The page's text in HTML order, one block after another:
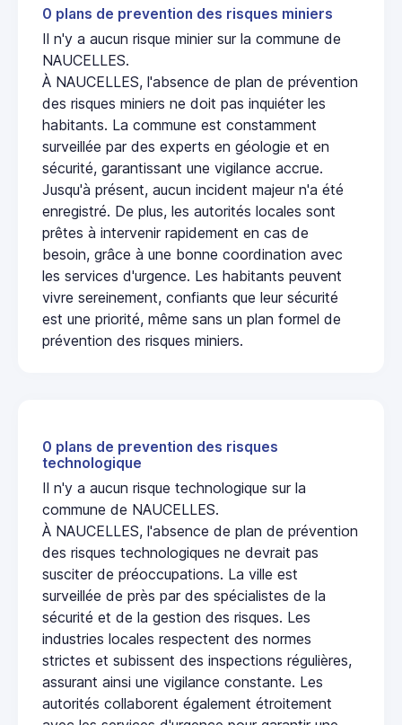
0 plans de prevention des risques miniers
Il n'y a aucun risque minier sur la commune de
NAUCELLES.
À NAUCELLES, l'absence de plan de prévention
des risques miniers ne doit pas inquiéter les
habitants. La commune est constamment
surveillée par des experts en géologie et en
sécurité, garantissant une vigilance accrue.
Jusqu'à présent, aucun incident majeur n'a été
enregistré. De plus, les autorités locales sont
prêtes à intervenir rapidement en cas de
besoin, grâce à une bonne coordination avec
les services d'urgence. Les habitants peuvent
vivre sereinement, confiants que leur sécurité
est une priorité, même sans un plan formel de
prévention des risques miniers.
0 plans de prevention des risques
technologique
Il n'y a aucun risque technologique sur la
commune de NAUCELLES.
À NAUCELLES, l'absence de plan de prévention
des risques technologiques ne devrait pas
susciter de préoccupations. La ville est
surveillée de près par des spécialistes de la
sécurité et de la gestion des risques. Les
industries locales respectent des normes
strictes et subissent des inspections régulières,
assurant ainsi une vigilance constante. Les
autorités collaborent également étroitement